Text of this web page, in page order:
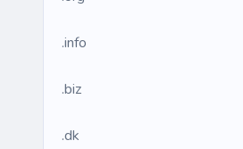
.info
.biz
.dk